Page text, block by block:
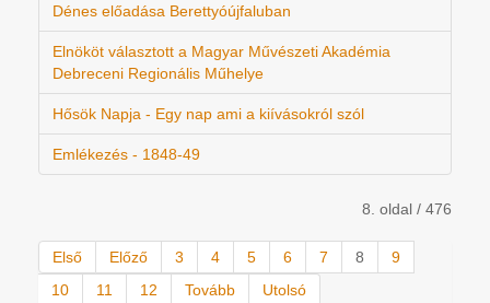
Dénes előadása Berettyóújfaluban
Elnököt választott a Magyar Művészeti Akadémia
Debreceni Regionális Műhelye
Hősök Napja - Egy nap ami a kiívásokról szól
Emlékezés - 1848-49
8. oldal / 476
Első Előző 3 4 5 6 7 8
9
10
11 12 Tovább Utolsó